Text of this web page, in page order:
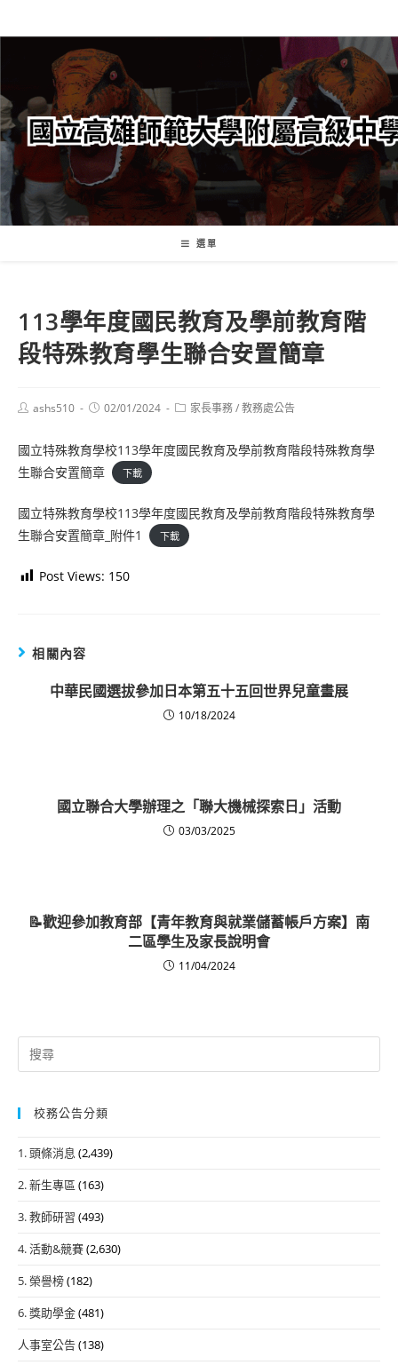
轉
要
內
容
選單
113學年度國民教育及學前教育階
段特殊教育學生聯合安置簡章
Postashs510
Post02/01/2024
Post家長事務/教務處公告
國立特殊教育學校113學年度國民教育及學前教育階段特殊教育學
生聯合安置簡章
下載
國立特殊教育學校113學年度國民教育及學前教育階段特殊教育學
生聯合安置簡章_附件1
下載
Post Views: 150
相關內容
中華民國選拔參加日本第五十五回世界兒童畫展
10/18/2024
國立聯合大學辦理之「聯大機械探索日」活動
03/03/2025
📝歡迎參加教育部【青年教育與就業儲蓄帳戶方案】南
二區學生及家長說明會
11/04/2024
Search
for:
校務公告分類
1. 頭條消息 (2,439)
2. 新生專區 (163)
3. 教師研習 (493)
4. 活動&競賽(2,630)
5. 榮譽榜(182)
6. 獎助學金(481)
人事室公告(138)